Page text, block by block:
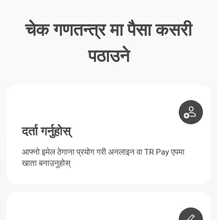
चेक गणतन्त्र मा पैसा कसरी
पठाउने
दर्ता गर्नुहोस्
आफ्नो इमेल ठेगाना प्रयोग गरी अनलाइन वा TR Pay एपमा
खाता बनाउनुहोस्